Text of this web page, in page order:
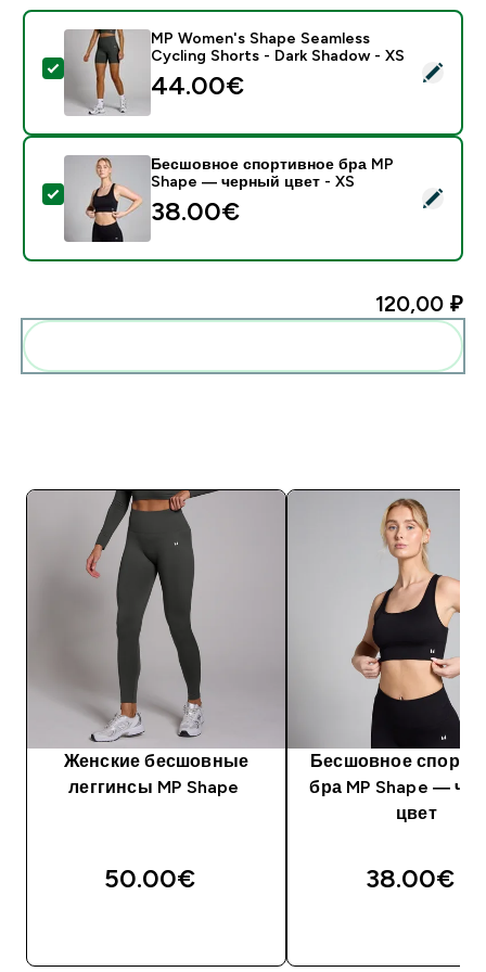
- MP Women's Shape Seamless Cycling Shorts - Dark
MP Women's Shape Seamless
Cycling Shorts - Dark Shadow - XS
44.00€‎
- Бесшовное спортивное бра MP Shape — черный
Бесшовное спортивное бра MP
Shape — черный цвет - XS
38.00€‎
120,00 ₽‎
Женские бесшовные
леггинсы MP Shape
50.00€‎
Бесшовное
бра MP Shape —
цвет
38.00€‎